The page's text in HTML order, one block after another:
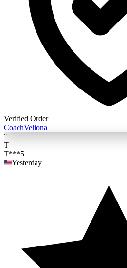
Verified Order
CoachVeliona
"
T
T***5
Yesterday